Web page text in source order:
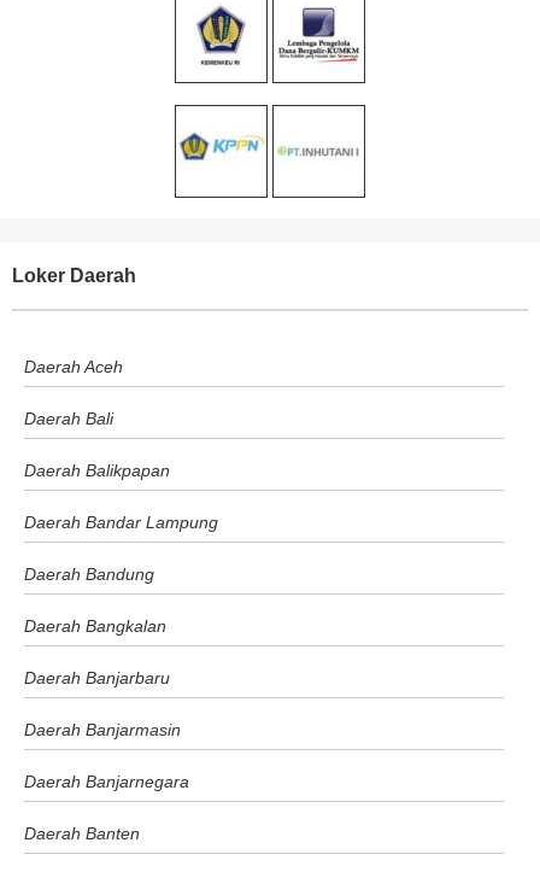
Loker Daerah
Daerah Aceh
Daerah Bali
Daerah Balikpapan
Daerah Bandar Lampung
Daerah Bandung
Daerah Bangkalan
Daerah Banjarbaru
Daerah Banjarmasin
Daerah Banjarnegara
Daerah Banten